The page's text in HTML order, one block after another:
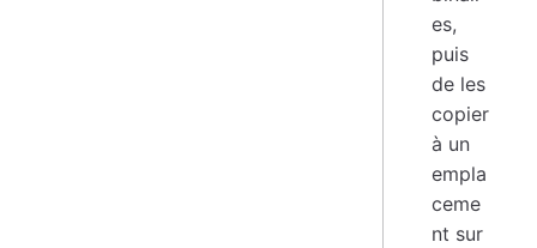
es,
puis
de les
copier
à un
empla
ceme
nt sur